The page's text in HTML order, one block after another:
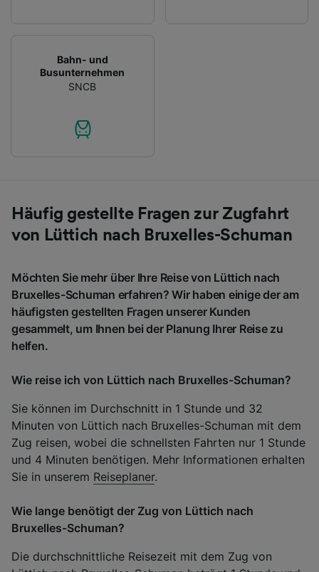
Bahn- und
Busunternehmen
SNCB
Häufig gestellte Fragen zur Zugfahrt
von Lüttich nach Bruxelles-Schuman
Möchten Sie mehr über Ihre Reise von Lüttich nach
Bruxelles-Schuman erfahren? Wir haben einige der am
häufigsten gestellten Fragen unserer Kunden
gesammelt, um Ihnen bei der Planung Ihrer Reise zu
helfen.
Wie reise ich von Lüttich nach Bruxelles-Schuman?
Sie können im Durchschnitt in 1 Stunde und 32
Minuten von Lüttich nach Bruxelles-Schuman mit dem
Zug reisen, wobei die schnellsten Fahrten nur 1 Stunde
und 4 Minuten benötigen. Mehr Informationen erhalten
Sie in unserem Reiseplaner.
Wie lange benötigt der Zug von Lüttich nach
Bruxelles-Schuman?
Die durchschnittliche Reisezeit mit dem Zug von